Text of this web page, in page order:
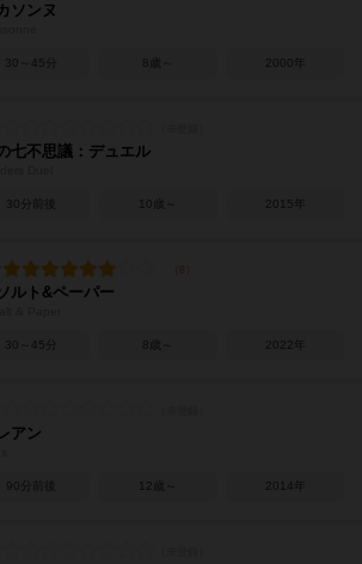
ソンヌ
30～45分 8歳～ 2000年
七不思議：デュエル
30分前後 10歳～ 2015年
ルト&ペーパー
30～45分 8歳～ 2022年
アン
90分前後 12歳～ 2014年